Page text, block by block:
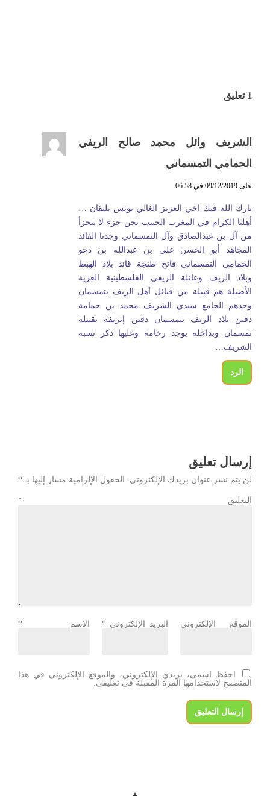
1 تعليق
الشريف وائل محمد صالح الريفي
الحمامي التمسماني
على 09/12/2019 في 06:58
بارك الله فيك اخي العزيز الغالي يونس بليقان …
أهلنا الكرام في المغرب الحبيب نحن جزء لا يتجزأ
من آل بن عبدالصادق وآل التمسماني وجدنا القائد
المجاهد أبو الحسن علي بن عبدالله بن دحو
الحمامي التمسماني فاتح طنجة قائد بلاد الهبط
وبلاد الريف وعائلة الريفي الفلسطينية الغزية
الأصيلة هم قبيلة من قبائل أهل الريف بتمسمان
وجدهم الجامع سيدي الشريف محمد بن حمامة
دفين بلاد الريف بتمسمان دفين إتريفة بقبيلة
تمسمان وبداخله يوجد رخامة وعليها ذكر نسبه
الشريف…
الرد
إرسال تعليق
لن يتم نشر عنوان بريدك الإلكتروني. الحقول الإلزامية مشار إليها بـ *
التعليق *
الاسم * البريد الإلكتروني * الموقع الإلكتروني
احفظ اسمي، بريدي الإلكتروني، والموقع الإلكتروني في هذا
المتصفح لاستخدامها المرة المقبلة في تعليقي.
إرسال التعليق